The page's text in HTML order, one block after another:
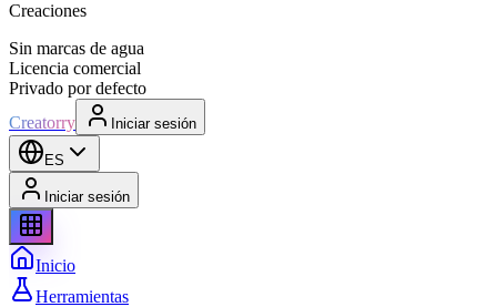
Creaciones
Sin marcas de agua
Licencia comercial
Privado por defecto
Creatorry
Iniciar sesión
ES
Iniciar sesión
Inicio
Herramientas